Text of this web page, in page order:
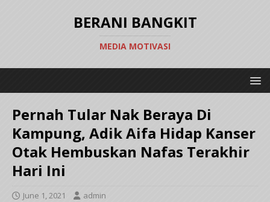
BERANI BANGKIT
MEDIA MOTIVASI
Pernah Tular Nak Beraya Di
Kampung, Adik Aifa Hidap Kanser
Otak Hembuskan Nafas Terakhir
Hari Ini
June 1, 2021 admin